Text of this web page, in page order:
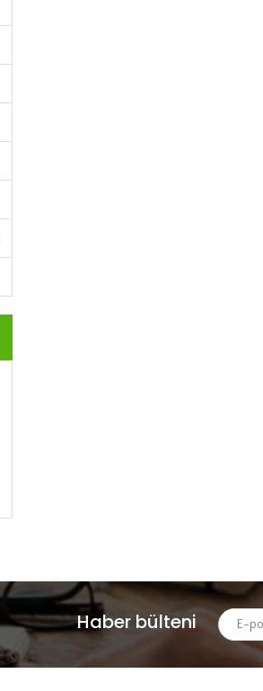
Haber bülteni